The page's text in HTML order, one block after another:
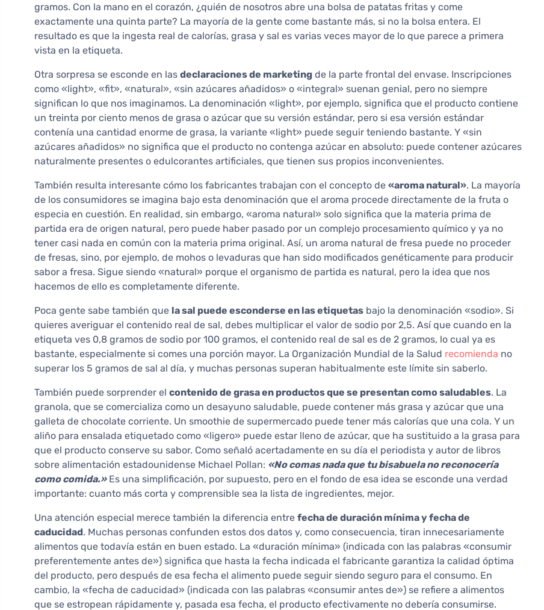
gramos. Con la mano en el corazón, ¿quién de nosotros abre una bolsa de patatas fritas y come
exactamente una quinta parte? La mayoría de la gente come bastante más, si no la bolsa entera. El
resultado es que la ingesta real de calorías, grasa y sal es varias veces mayor de lo que parece a primera
vista en la etiqueta.
Otra sorpresa se esconde en las declaraciones de marketing de la parte frontal del envase. Inscripciones
como «light», «fit», «natural», «sin azúcares añadidos» o «integral» suenan genial, pero no siempre
significan lo que nos imaginamos. La denominación «light», por ejemplo, significa que el producto contiene
un treinta por ciento menos de grasa o azúcar que su versión estándar, pero si esa versión estándar
contenía una cantidad enorme de grasa, la variante «light» puede seguir teniendo bastante. Y «sin
azúcares añadidos» no significa que el producto no contenga azúcar en absoluto: puede contener azúcares
naturalmente presentes o edulcorantes artificiales, que tienen sus propios inconvenientes.
También resulta interesante cómo los fabricantes trabajan con el concepto de «aroma natural». La mayoría
de los consumidores se imagina bajo esta denominación que el aroma procede directamente de la fruta o
especia en cuestión. En realidad, sin embargo, «aroma natural» solo significa que la materia prima de
partida era de origen natural, pero puede haber pasado por un complejo procesamiento químico y ya no
tener casi nada en común con la materia prima original. Así, un aroma natural de fresa puede no proceder
de fresas, sino, por ejemplo, de mohos o levaduras que han sido modificados genéticamente para producir
sabor a fresa. Sigue siendo «natural» porque el organismo de partida es natural, pero la idea que nos
hacemos de ello es completamente diferente.
Poca gente sabe también que la sal puede esconderse en las etiquetas bajo la denominación «sodio». Si
quieres averiguar el contenido real de sal, debes multiplicar el valor de sodio por 2,5. Así que cuando en la
etiqueta ves 0,8 gramos de sodio por 100 gramos, el contenido real de sal es de 2 gramos, lo cual ya es
bastante, especialmente si comes una porción mayor. La Organización Mundial de la Salud recomienda no
superar los 5 gramos de sal al día, y muchas personas superan habitualmente este límite sin saberlo.
También puede sorprender el contenido de grasa en productos que se presentan como saludables. La
granola, que se comercializa como un desayuno saludable, puede contener más grasa y azúcar que una
galleta de chocolate corriente. Un smoothie de supermercado puede tener más calorías que una cola. Y un
aliño para ensalada etiquetado como «ligero» puede estar lleno de azúcar, que ha sustituido a la grasa para
que el producto conserve su sabor. Como señaló acertadamente en su día el periodista y autor de libros
sobre alimentación estadounidense Michael Pollan: «No comas nada que tu bisabuela no reconocería
como comida.»Es una simplificación, por supuesto, pero en el fondo de esa idea se esconde una verdad
importante: cuanto más corta y comprensible sea la lista de ingredientes, mejor.
Una atención especial merece también la diferencia entre fecha de duración mínima y fecha de
caducidad. Muchas personas confunden estos dos datos y, como consecuencia, tiran innecesariamente
alimentos que todavía están en buen estado. La «duración mínima» (indicada con las palabras «consumir
preferentemente antes de») significa que hasta la fecha indicada el fabricante garantiza la calidad óptima
del producto, pero después de esa fecha el alimento puede seguir siendo seguro para el consumo. En
cambio, la «fecha de caducidad» (indicada con las palabras «consumir antes de») se refiere a alimentos
que se estropean rápidamente y, pasada esa fecha, el producto efectivamente no debería consumirse.